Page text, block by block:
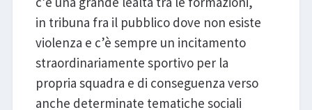
in tribuna fra il pubblico dove non esiste
violenza e c’è sempre un incitamento
straordinariamente sportivo per la
propria squadra e di conseguenza verso
anche determinate tematiche sociali